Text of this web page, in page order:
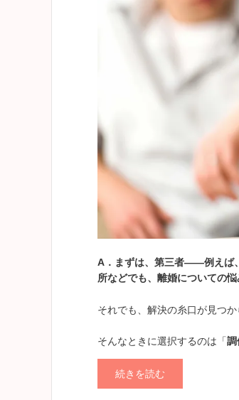
A ． まずは、第三者――例えば
所などでも、離婚についての
それでも、解決の糸口が見つ
そんなときに選択するのは「調
続きを読む